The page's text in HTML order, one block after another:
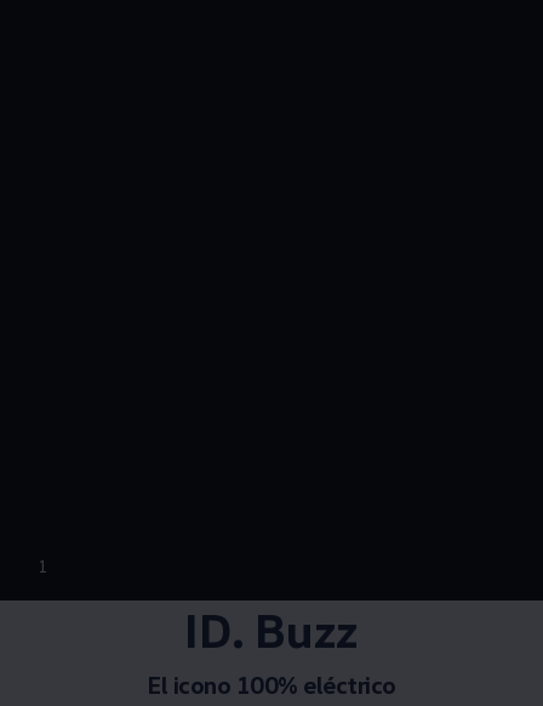
1
ID. Buzz
El icono 100% eléctrico